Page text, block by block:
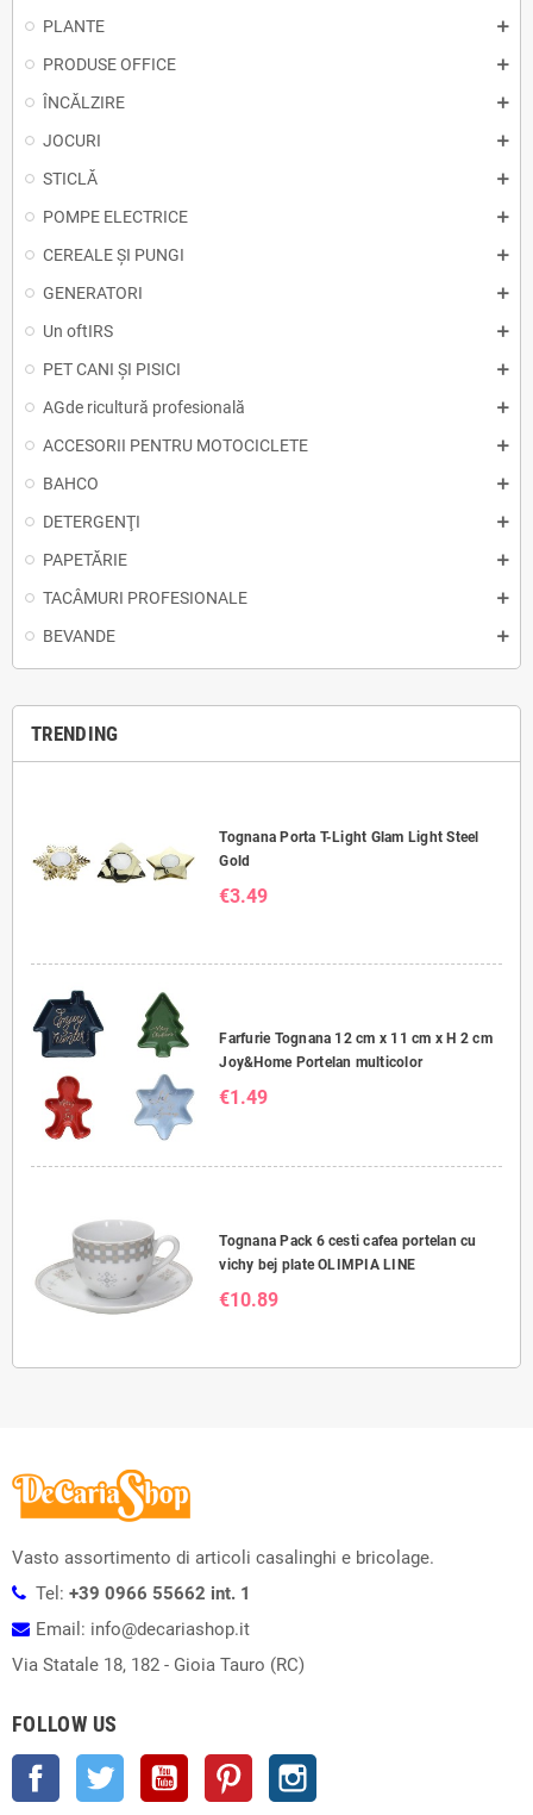
PLANTE
PRODUSE OFFICE
ÎNCĂLZIRE
JOCURI
STICLĂ
POMPE ELECTRICE
CEREALE ȘI PUNGI
GENERATORI
Un oftIRS
PET CANI ȘI PISICI
AGde ricultură profesională
ACCESORII PENTRU MOTOCICLETE
BAHCO
DETERGENŢI
PAPETĂRIE
TACÂMURI PROFESIONALE
BEVANDE
TRENDING
Tognana Porta T-Light Glam Light Steel
Gold
€3.49
Farfurie Tognana 12 cm x 11 cm x H 2 cm
Joy&Home Portelan multicolor
€1.49
Tognana Pack 6 cesti cafea portelan cu
vichy bej plate OLIMPIA LINE
€10.89
Vasto assortimento di articoli casalinghi e bricolage.
Tel: +39 0966 55662 int. 1
Email: info@decariashop.it
Via Statale 18, 182 - Gioia Tauro (RC)
FOLLOW US
Facebook Twitter YouTube Pinterest